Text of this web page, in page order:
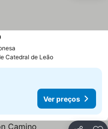
Catedral de Leão
Ver preços